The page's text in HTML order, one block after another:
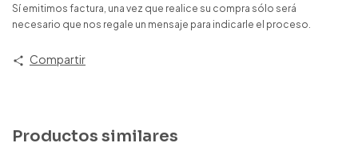
Sí emitimos factura, una vez que realice su compra sólo será
necesario que nos regale un mensaje para indicarle el proceso.
Compartir
Productos similares